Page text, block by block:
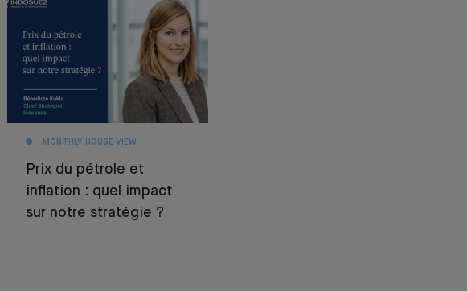
MONTHLY HOUSE VIEW
Prix du pétrole et
inflation : quel impact
sur notre stratégie ?